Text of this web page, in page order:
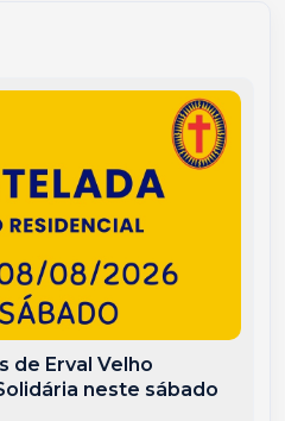
de Erval Velho
neste sábado